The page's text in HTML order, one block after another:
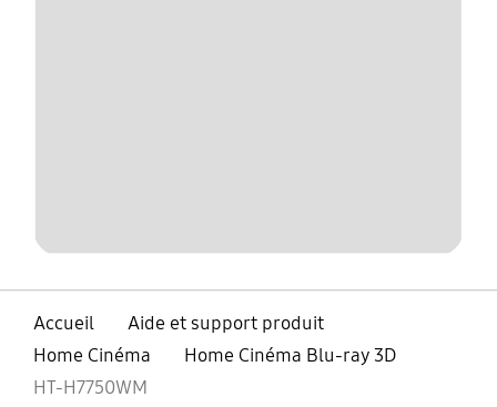
Accueil
Aide et support produit
Home Cinéma
Home Cinéma Blu-ray 3D
HT-H7750WM